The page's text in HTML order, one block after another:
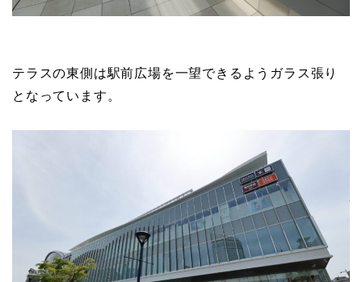
テラスの東側は駅前広場を一望できるようガラス張り
となっています。